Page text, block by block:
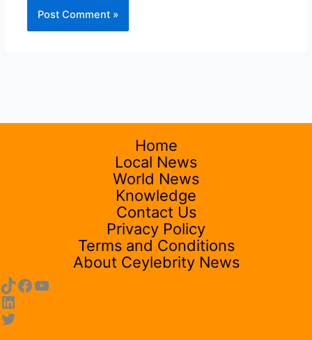
Home
Local News
World News
Knowledge
Contact Us
Privacy Policy
Terms and Conditions
About Ceylebrity News